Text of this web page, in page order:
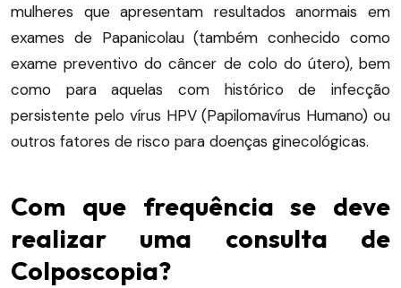
mulheres que apresentam resultados anormais em
exames de Papanicolau (também conhecido como
exame preventivo do câncer de colo do útero), bem
como para aquelas com histórico de infecção
persistente pelo vírus HPV (Papilomavírus Humano) ou
outros fatores de risco para doenças ginecológicas.
Com que frequência se deve
realizar uma consulta de
Colposcopia?